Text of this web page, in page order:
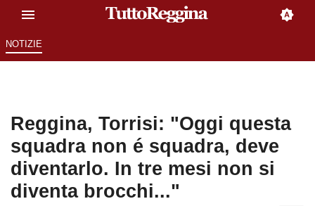
NOTIZIE
Reggina, Torrisi: "Oggi questa
squadra non é squadra, deve
diventarlo. In tre mesi non si
diventa brocchi..."